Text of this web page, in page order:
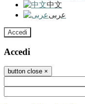
中文
عربى
Accedi
Accedi
button close ×